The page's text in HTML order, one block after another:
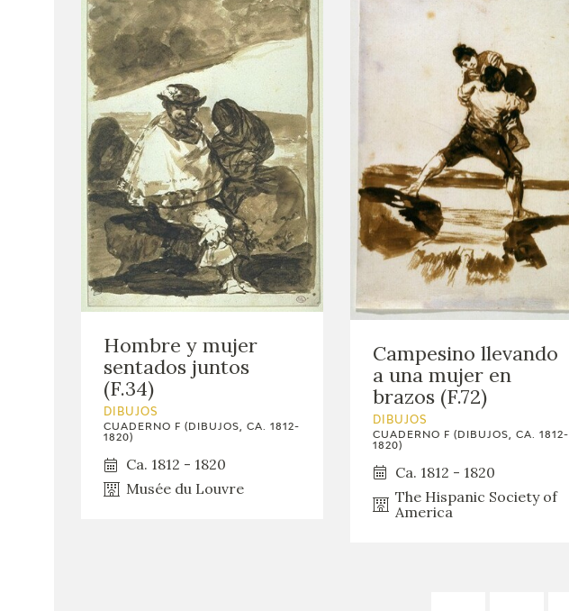
Hombre y mujer
sentados juntos
(F.34)
DIBUJOS
CUADERNO F (DIBUJOS, CA. 1812-
1820)
Ca. 1812 - 1820
Musée du Louvre
Campesino llevando
a una mujer en
brazos (F.72)
DIBUJOS
CUADERNO F (DIBUJOS, CA. 1812-
1820)
Ca. 1812 - 1820
The Hispanic Society of
America